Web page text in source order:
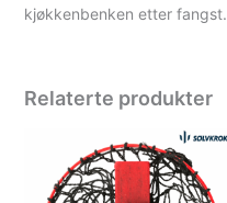
kjøkkenbenken etter fangst.
Relaterte produkter